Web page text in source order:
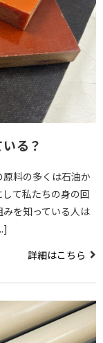
る？
料の多くは石油か
て私たちの身の回
を知っている人は
詳細はこちら